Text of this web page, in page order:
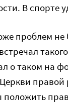
В спорте
проблем не
о таком на
положить